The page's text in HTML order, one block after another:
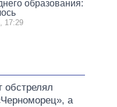
образования:
17:29
обстрелял
а